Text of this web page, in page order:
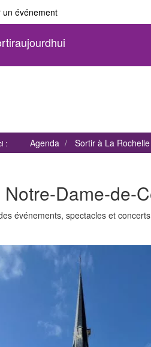
un événement
: Agenda Sortir à La Rochelle
Notre-Dame-de-
événements, spectacles et